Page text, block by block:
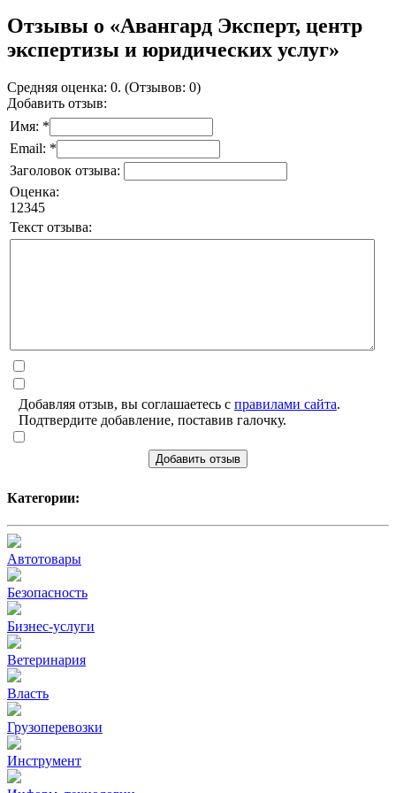
Отзывы о «Авангард Эксперт, центр
экспертизы и юридических услуг»
Средняя оценка: 0. (Отзывов: 0)
Добавить отзыв:
Имя: *
Email: *
Заголовок отзыва:
Оценка:
1 2345
Текст отзыва:
Добавляя отзыв, вы соглашаетесь с правилами сайта.
Подтвердите добавление, поставив галочку.
Добавить отзыв
Категории:
Автотовары
Безопасность
Бизнес-услуги
Ветеринария
Власть
Грузоперевозки
Инструмент